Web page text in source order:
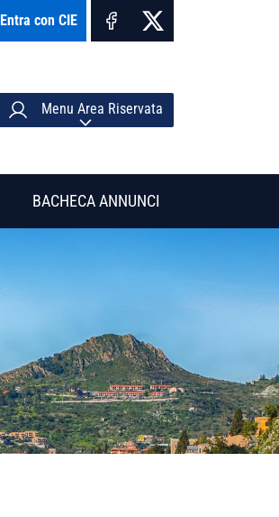
Entra con CIE
Menu Area Riservata
BACHECA ANNUNCI